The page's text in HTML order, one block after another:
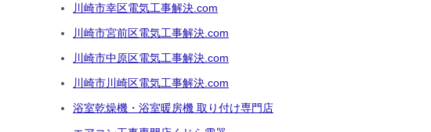
川崎市幸区電気工事解決.com
川崎市宮前区電気工事解決.com
川崎市中原区電気工事解決.com
川崎市川崎区電気工事解決.com
浴室乾燥機・浴室暖房機 取り付け専門店